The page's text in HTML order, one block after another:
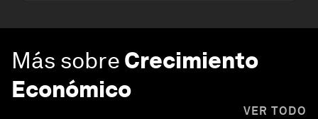
Más sobre Crecimiento
Económico
VER TODO